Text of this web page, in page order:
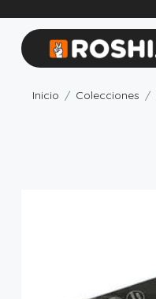
Inicio Colecciones